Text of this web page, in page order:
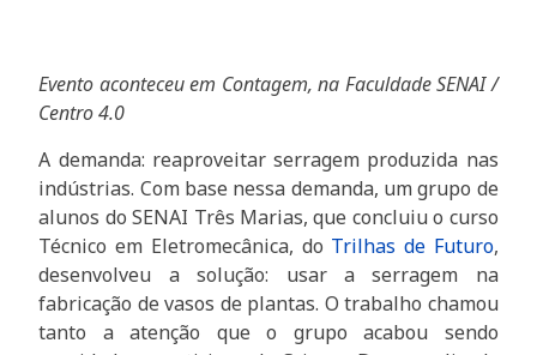
Evento aconteceu em Contagem, na Faculdade SENAI /
Centro 4.0
A demanda: reaproveitar serragem produzida nas
indústrias. Com base nessa demanda, um grupo de
alunos do SENAI Três Marias, que concluiu o curso
Técnico em Eletromecânica, do Trilhas de Futuro,
desenvolveu a solução: usar a serragem na
fabricação de vasos de plantas. O trabalho chamou
tanto a atenção que o grupo acabou sendo